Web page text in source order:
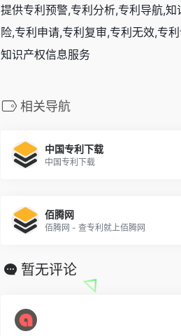
提供专利预警,专利分析,专利导航,
险,专利申请,专利复审,专利无效,专
知识产权信息服务
相关导航
中国专利下载
中国专利下载
佰腾网
佰腾网 - 查专利就上佰腾网
暂无评论